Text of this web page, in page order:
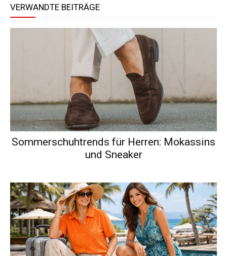
VERWANDTE BEITRÄGE
Sommerschuhtrends für Herren: Mokassins
und Sneaker